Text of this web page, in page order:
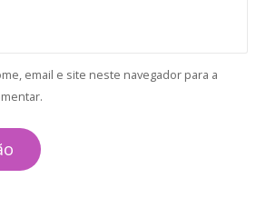
email e site neste navegador para a